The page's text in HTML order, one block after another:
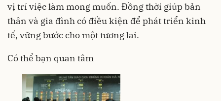
vị trí việc làm mong muốn. Đồng thời giúp bản
thân và gia đình có điều kiện để phát triển kinh
tế, vững bước cho một tương lai.
Có thể bạn quan tâm